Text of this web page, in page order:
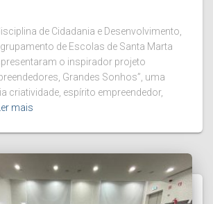
de Cidadania e Desenvolvimento,
de Escolas de Santa Marta
o inspirador projeto
Grandes Sonhos”, uma
criatividade, espírito empreendedor,
mais